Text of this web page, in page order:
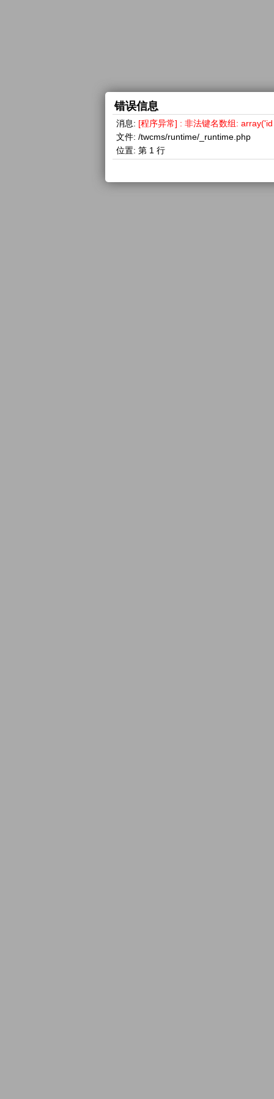
错误信息
消息: [程序异常] : 非法键名数组:
文件: /twcms/runtime/_runtime.php
位置: 第 1 行